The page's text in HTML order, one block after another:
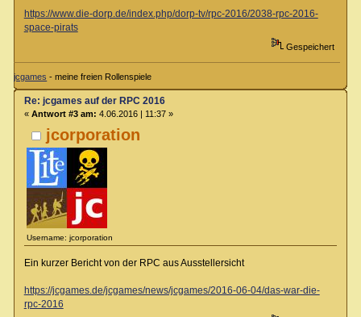
https://www.die-dorp.de/index.php/dorp-tv/rpc-2016/2038-rpc-2016-
space-pirats
Gespeichert
jcgames - meine freien Rollenspiele
jcorporation
Username: jcorporation
Re: jcgames auf der RPC 2016
« Antwort #3 am: 4.06.2016 | 11:37 »
Ein kurzer Bericht von der RPC aus Ausstellersicht
https://jcgames.de/jcgames/news/jcgames/2016-06-04/das-war-die-
rpc-2016